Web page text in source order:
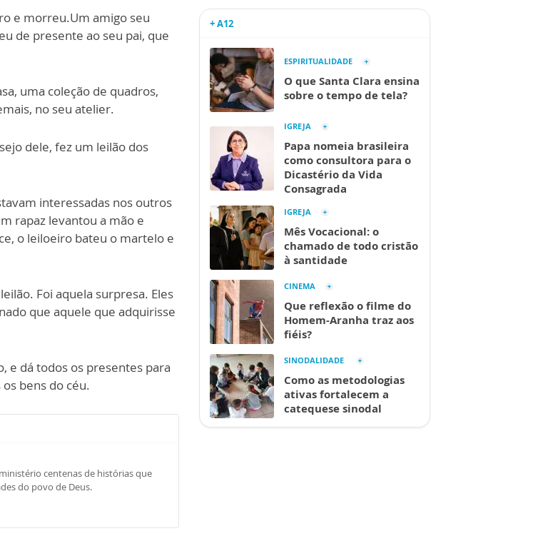
e morreu.Um amigo seu
de presente ao seu pai, que
uma coleção de quadros,
no seu atelier.
dele, fez um leilão dos
interessadas nos outros
rapaz levantou a mão e
o leiloeiro bateu o martelo e
Foi aquela surpresa. Eles
que aquele que adquirisse
e dá todos os presentes para
bens do céu.
centenas de histórias que
do povo de Deus.
+ A12
ESPIRITUALIDADE
O que Santa Clara ensina
sobre o tempo de tela?
IGREJA
Papa nomeia brasileira
como consultora para o
Dicastério da Vida
Consagrada
IGREJA
Mês Vocacional: o
chamado de todo cristão
à santidade
CINEMA
Que reflexão o filme do
Homem-Aranha traz aos
fiéis?
SINODALIDADE
Como as metodologias
ativas fortalecem a
catequese sinodal